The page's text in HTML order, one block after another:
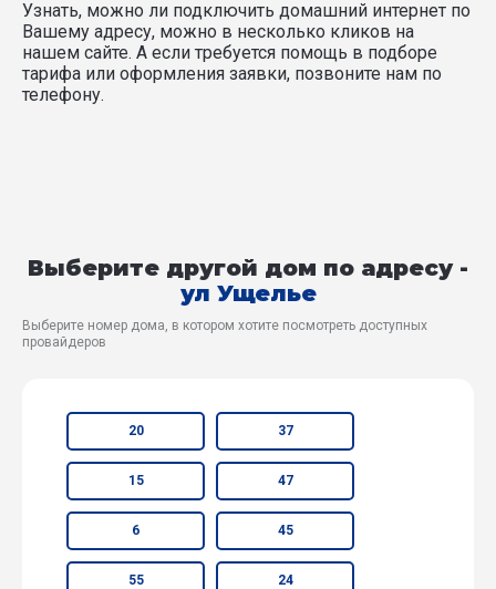
Узнать, можно ли подключить домашний интернет по
Вашему адресу, можно в несколько кликов на
нашем сайте. А если требуется помощь в подборе
тарифа или оформления заявки, позвоните нам по
телефону.
Выберите другой дом по адресу -
ул Ущелье
Выберите номер дома, в котором хотите посмотреть доступных
провайдеров
20 37
15 47
6 45
55 24